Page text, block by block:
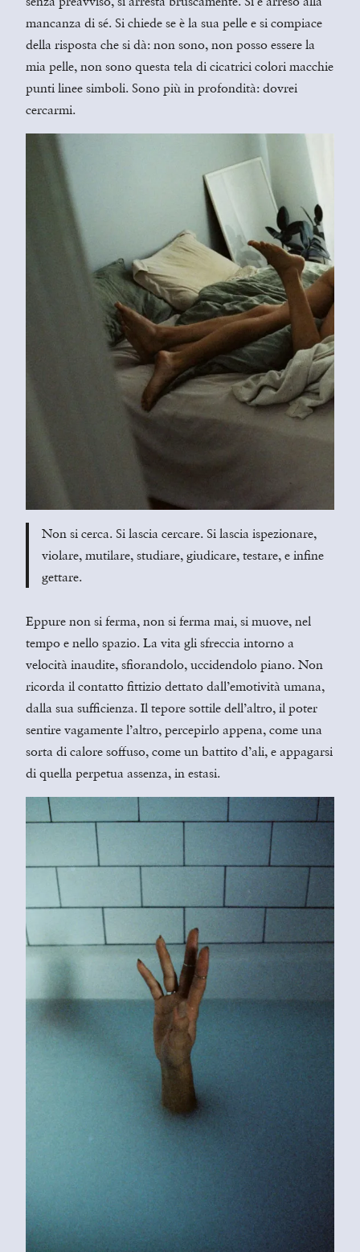
mancanza di sé. Si chiede se è la sua pelle e si compiace
della risposta che si dà: non sono, non posso essere la
mia pelle, non sono questa tela di cicatrici colori macchie
punti linee simboli. Sono più in profondità: dovrei
cercarmi.
Non si cerca. Si lascia cercare. Si lascia ispezionare,
violare, mutilare, studiare, giudicare, testare, e infine
gettare.
Eppure non si ferma, non si ferma mai, si muove, nel
tempo e nello spazio. La vita gli sfreccia intorno a
velocità inaudite, sfiorandolo, uccidendolo piano. Non
ricorda il contatto fittizio dettato dall’emotività umana,
dalla sua sufficienza. Il tepore sottile dell’altro, il poter
sentire vagamente l’altro, percepirlo appena, come una
sorta di calore soffuso, come un battito d’ali, e appagarsi
di quella perpetua assenza, in estasi.